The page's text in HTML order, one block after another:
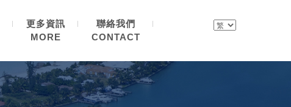
更多資訊
MORE
聯絡我們
CONTACT